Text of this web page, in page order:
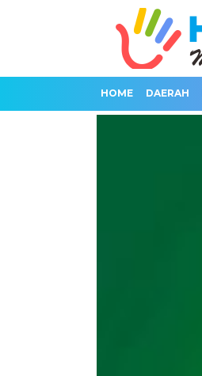
HOME DAERAH